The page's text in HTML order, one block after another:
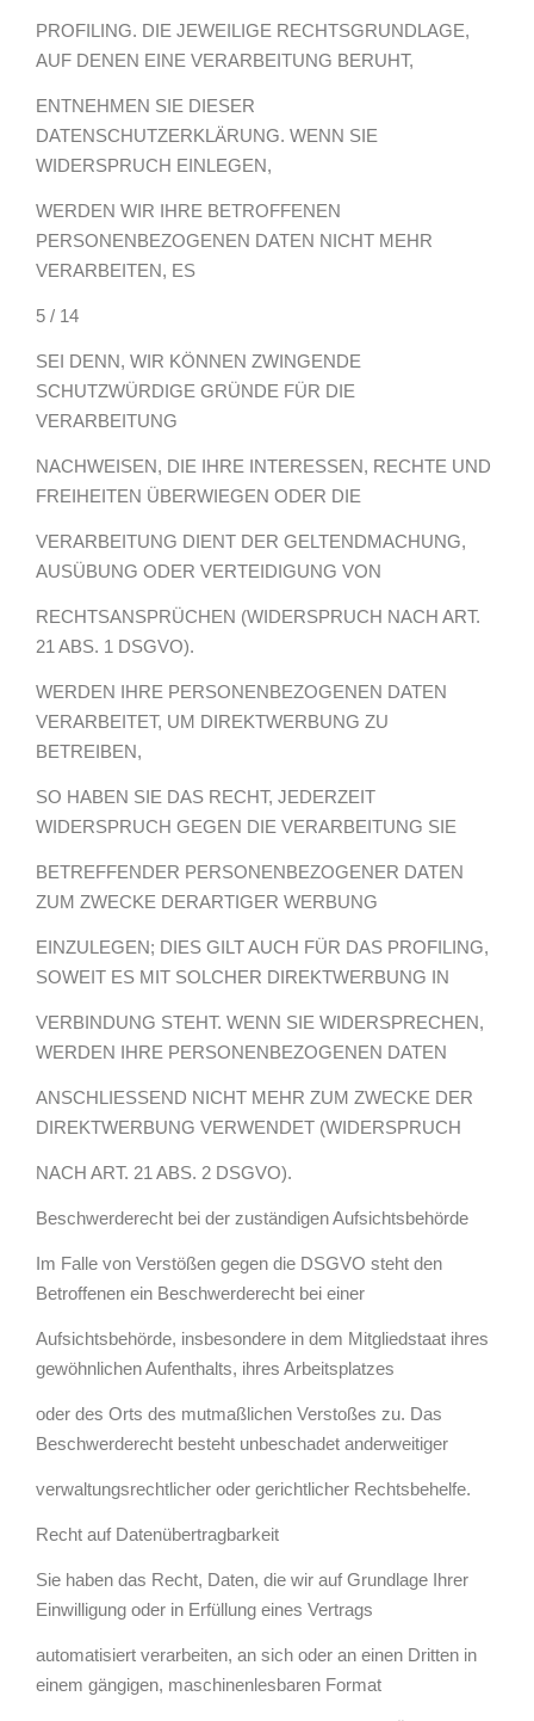
PROFILING. DIE JEWEILIGE RECHTSGRUNDLAGE,
AUF DENEN EINE VERARBEITUNG BERUHT,
ENTNEHMEN SIE DIESER
DATENSCHUTZERKLÄRUNG. WENN SIE
WIDERSPRUCH EINLEGEN,
WERDEN WIR IHRE BETROFFENEN
PERSONENBEZOGENEN DATEN NICHT MEHR
VERARBEITEN, ES
5 / 14
SEI DENN, WIR KÖNNEN ZWINGENDE
SCHUTZWÜRDIGE GRÜNDE FÜR DIE
VERARBEITUNG
NACHWEISEN, DIE IHRE INTERESSEN, RECHTE UND
FREIHEITEN ÜBERWIEGEN ODER DIE
VERARBEITUNG DIENT DER GELTENDMACHUNG,
AUSÜBUNG ODER VERTEIDIGUNG VON
RECHTSANSPRÜCHEN (WIDERSPRUCH NACH ART.
21 ABS. 1 DSGVO).
WERDEN IHRE PERSONENBEZOGENEN DATEN
VERARBEITET, UM DIREKTWERBUNG ZU
BETREIBEN,
SO HABEN SIE DAS RECHT, JEDERZEIT
WIDERSPRUCH GEGEN DIE VERARBEITUNG SIE
BETREFFENDER PERSONENBEZOGENER DATEN
ZUM ZWECKE DERARTIGER WERBUNG
EINZULEGEN; DIES GILT AUCH FÜR DAS PROFILING,
SOWEIT ES MIT SOLCHER DIREKTWERBUNG IN
VERBINDUNG STEHT. WENN SIE WIDERSPRECHEN,
WERDEN IHRE PERSONENBEZOGENEN DATEN
ANSCHLIESSEND NICHT MEHR ZUM ZWECKE DER
DIREKTWERBUNG VERWENDET (WIDERSPRUCH
NACH ART. 21 ABS. 2 DSGVO).
Beschwerderecht bei der zuständigen Aufsichtsbehörde
Im Falle von Verstößen gegen die DSGVO steht den
Betroffenen ein Beschwerderecht bei einer
Aufsichtsbehörde, insbesondere in dem Mitgliedstaat ihres
gewöhnlichen Aufenthalts, ihres Arbeitsplatzes
oder des Orts des mutmaßlichen Verstoßes zu. Das
Beschwerderecht besteht unbeschadet anderweitiger
verwaltungsrechtlicher oder gerichtlicher Rechtsbehelfe.
Recht auf Datenübertragbarkeit
Sie haben das Recht, Daten, die wir auf Grundlage Ihrer
Einwilligung oder in Erfüllung eines Vertrags
automatisiert verarbeiten, an sich oder an einen Dritten in
einem gängigen, maschinenlesbaren Format